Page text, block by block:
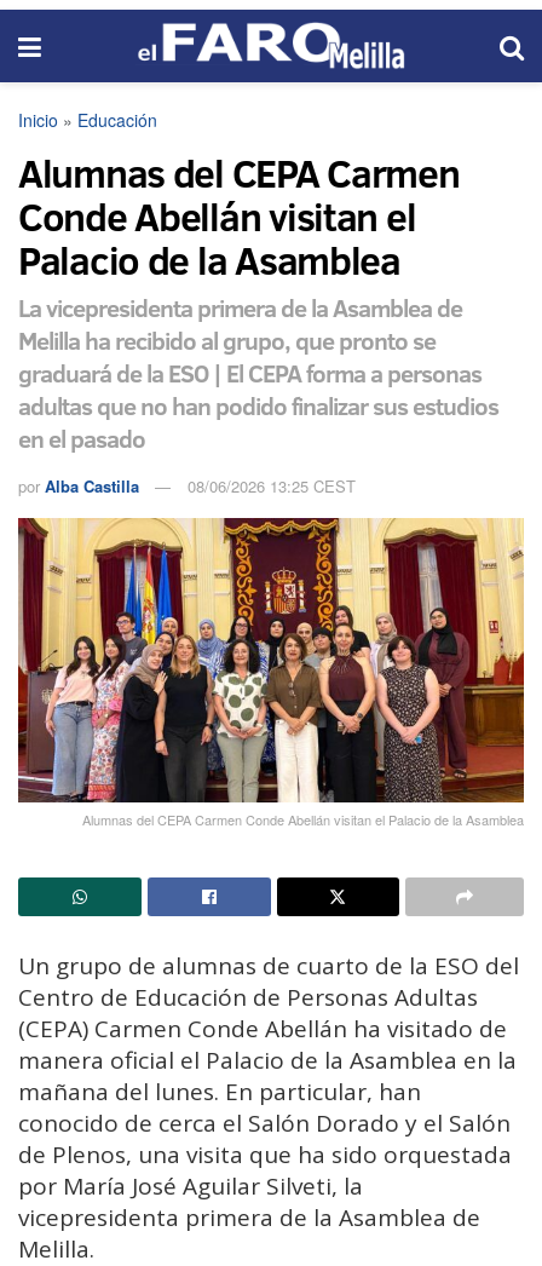
Inicio » Educación
Alumnas del CEPA Carmen
Conde Abellán visitan el
Palacio de la Asamblea
La vicepresidenta primera de la Asamblea de
Melilla ha recibido al grupo, que pronto se
graduará de la ESO | El CEPA forma a personas
adultas que no han podido finalizar sus estudios
en el pasado
por Alba Castilla 08/06/2026 13:25 CEST
Alumnas del CEPA Carmen Conde Abellán visitan el Palacio de la Asamblea
Un grupo de alumnas de cuarto de la ESO del
Centro de Educación de Personas Adultas
(CEPA) Carmen Conde Abellán ha visitado de
manera oficial el Palacio de la Asamblea en la
mañana del lunes. En particular, han
conocido de cerca el Salón Dorado y el Salón
de Plenos, una visita que ha sido orquestada
por María José Aguilar Silveti, la
vicepresidenta primera de la Asamblea de
Melilla.